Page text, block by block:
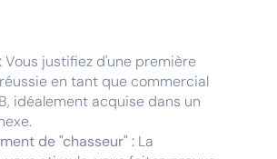
Vous justifiez d'une première
en tant que commercial
idéalement acquise dans un
de "chasseur" : La